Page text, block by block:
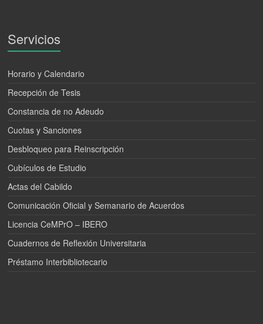
Servicios
Horario y Calendario
Recepción de Tesis
Constancia de no Adeudo
Cuotas y Sanciones
Desbloqueo para Reinscripción
Cubículos de Estudio
Actas del Cabildo
Comunicación Oficial y Semanario de Acuerdos
Licencia CeMPrO – IBERO
Cuadernos de Reflexión Universitaria
Préstamo Interbibliotecario